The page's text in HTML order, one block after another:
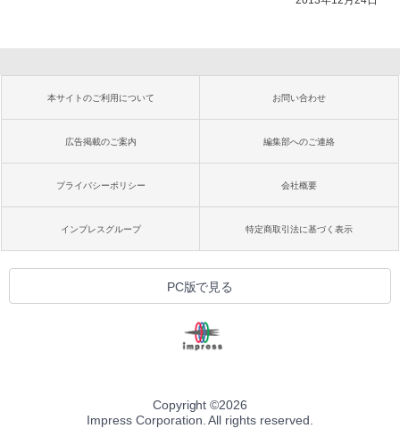
本サイトのご利用について お問い合わせ
広告掲載のご案内 編集部へのご連絡
プライバシーポリシー 会社概要
インプレスグループ 特定商取引法に基づく表示
PC版で見る
Copyright ©2026
Impress Corporation. All rights reserved.